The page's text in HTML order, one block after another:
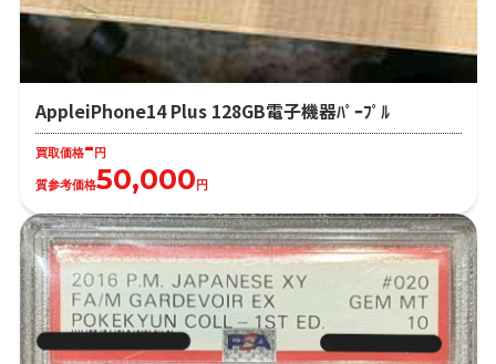
AppleiPhone14 Plus 128GB電子機器ﾊﾟｰﾌﾟﾙ
買取価格- 円
質参考価格50,000 円